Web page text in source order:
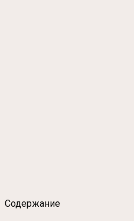
Содержание